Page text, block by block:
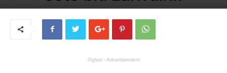
Oglasi - Advertisement